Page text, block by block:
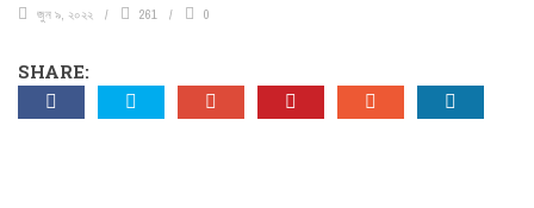
জুন ৯, ২০২২ 261 0
SHARE: